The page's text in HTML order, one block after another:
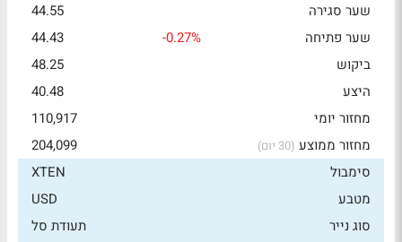
שער סגירה
44.55
שער פתיחה
-0.27%
44.43
ביקוש
48.25
היצע
40.48
מחזור יומי
110,917
מחזור ממוצע (30 יום)
204,099
סימבול
XTEN
מטבע
USD
סוג נייר
תעודת סל